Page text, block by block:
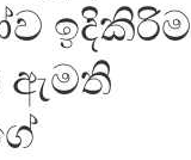
ඉදිකිරිම
ඇමති